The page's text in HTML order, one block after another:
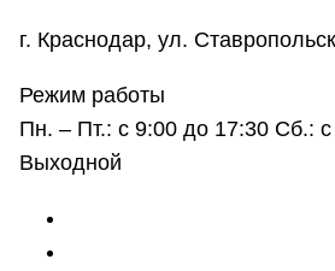
г. Краснодар, ул.
Режим работы
Пн. – Пт.: с 9:00 до 17:30 Сб.:
Выходной